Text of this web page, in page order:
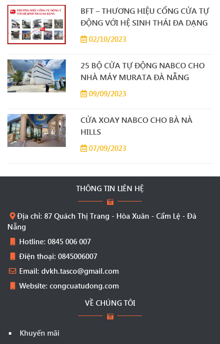
BFT – THƯƠNG HIỆU CỔNG CỬA TỰ
ĐỘNG VỚI HỆ SINH THÁI ĐA DẠNG
02/10/2023
25 BỘ CỬA TỰ ĐỘNG NABCO CHO
NHÀ MÁY MURATA ĐÀ NẴNG
09/09/2023
CỬA XOAY NABCO CHO BÀ NÀ
HILLS
07/09/2023
THÔNG TIN LIÊN HỆ
Địa chỉ: 87 Quách Thị Trang - Hòa Xuân - Cẩm Lệ - Đà
Nẵng
Hotline: 0845 006 007
Điện thoại: 0845006007
Email: dvkh.tasco@gmail.com
Website: congcuatudong.com
VỀ CHÚNG TÔI
Khuyến mãi